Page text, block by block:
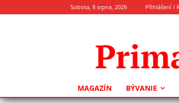
Sobota, 8 srpna, 2026 Přihlášení /
MAGAZÍN BÝVANIE